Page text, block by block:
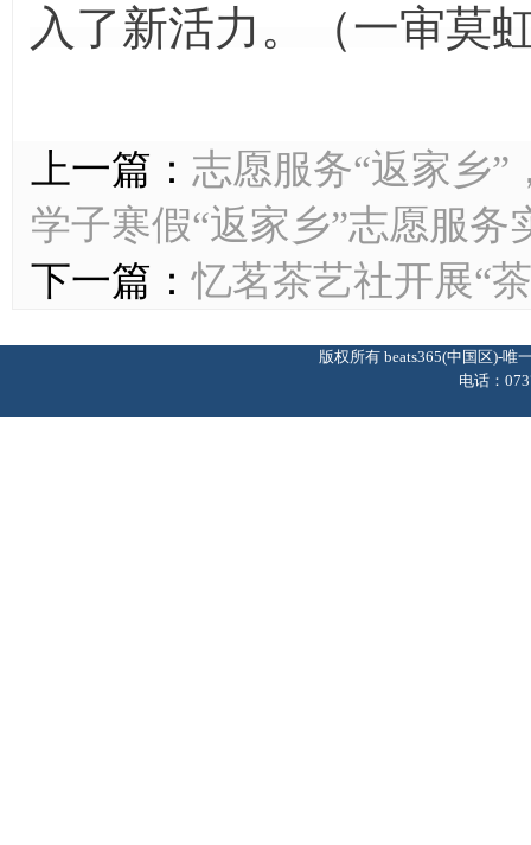
入了新活力。（一审莫
上一篇： 志愿服务“返家乡
学子寒假“返家乡”志愿服务
下一篇：忆茗茶艺社开展“
版权所有 beats365(中国区)-
电话：